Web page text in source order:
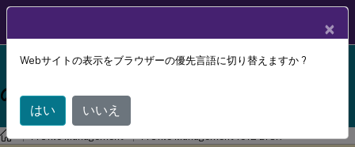
Profile Management 1912 LTSR reached end-of-life
to a newer version of Profile Management.
Profile Management Profile Management 1912 LTSR
Profile Managementでのフォルダー
のリダイレクトの計画
×
Webサイトの表示をブラウザーの優先言語に切り替えますか ?
はい いいえ